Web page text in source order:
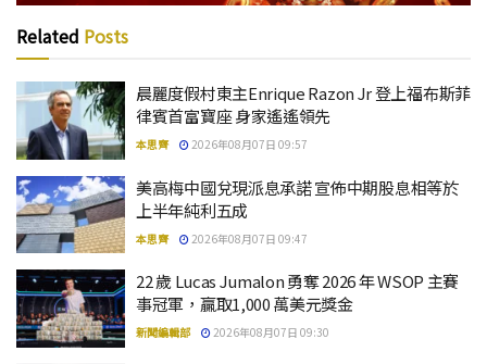
Related Posts
晨麗度假村東主Enrique Razon Jr 登上福布斯菲
律賓首富寶座 身家遙遙領先
本思齊 2026年08月07日 09:57
美高梅中國兌現派息承諾 宣佈中期股息相等於
上半年純利五成
本思齊 2026年08月07日 09:47
22 歲 Lucas Jumalon 勇奪 2026 年 WSOP 主賽
事冠軍，贏取1,000 萬美元獎金
新聞編輯部 2026年08月07日 09:30